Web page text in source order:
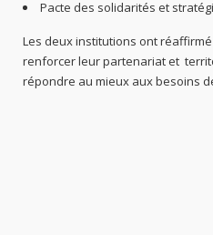
Pacte des solidarités et
Les deux institutions ont
renforcer leur partenariat et
répondre au mieux aux besoins